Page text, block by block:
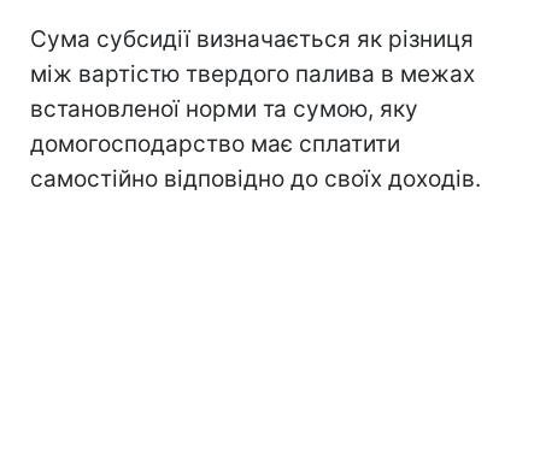
Сума субсидії визначається як різниця
між вартістю твердого палива в межах
встановленої норми та сумою, яку
домогосподарство має сплатити
самостійно відповідно до своїх доходів.